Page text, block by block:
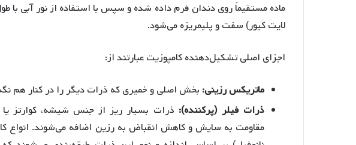
ماده مستقیماً روی دندان فرم داده شده و سپس با استفاده از نور آبی
لایت کیور) سفت و پلیمریزه می‌شود.
اجزای اصلی تشکیل‌دهنده کامپوزیت عبارتند از:
ماتریکس رزینی: بخش اصلی و خمیری که ذرات دیگر را در کنار هم
ذرات فیلر (پرکننده): ذرات بسیار ریز از جنس شیشه، کوارتز
مقاومت به سایش و کاهش انقباض به رزین اضافه می‌شوند. انواع